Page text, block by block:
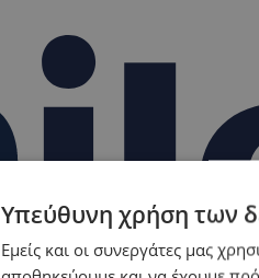
Υπεύθυνη χρήση των
Εμείς και οι συνεργάτες μας